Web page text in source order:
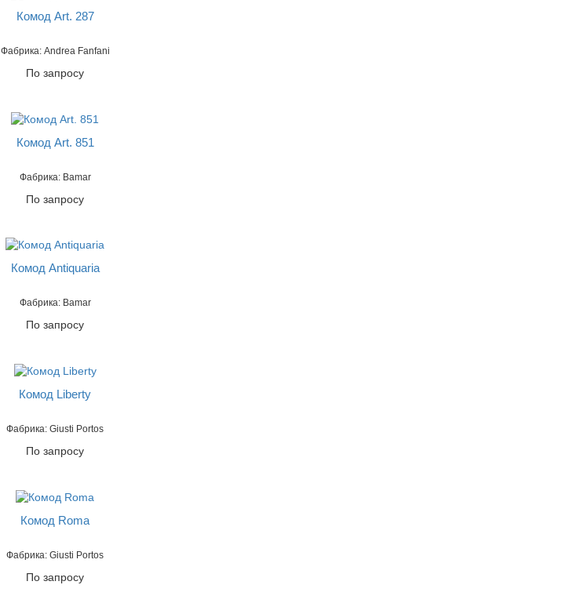
Комод Art. 287
Фабрика: Andrea Fanfani
По запросу
Комод Art. 851
Фабрика: Bamar
По запросу
Комод Antiquaria
Фабрика: Bamar
По запросу
Комод Liberty
Фабрика: Giusti Portos
По запросу
Комод Roma
Фабрика: Giusti Portos
По запросу